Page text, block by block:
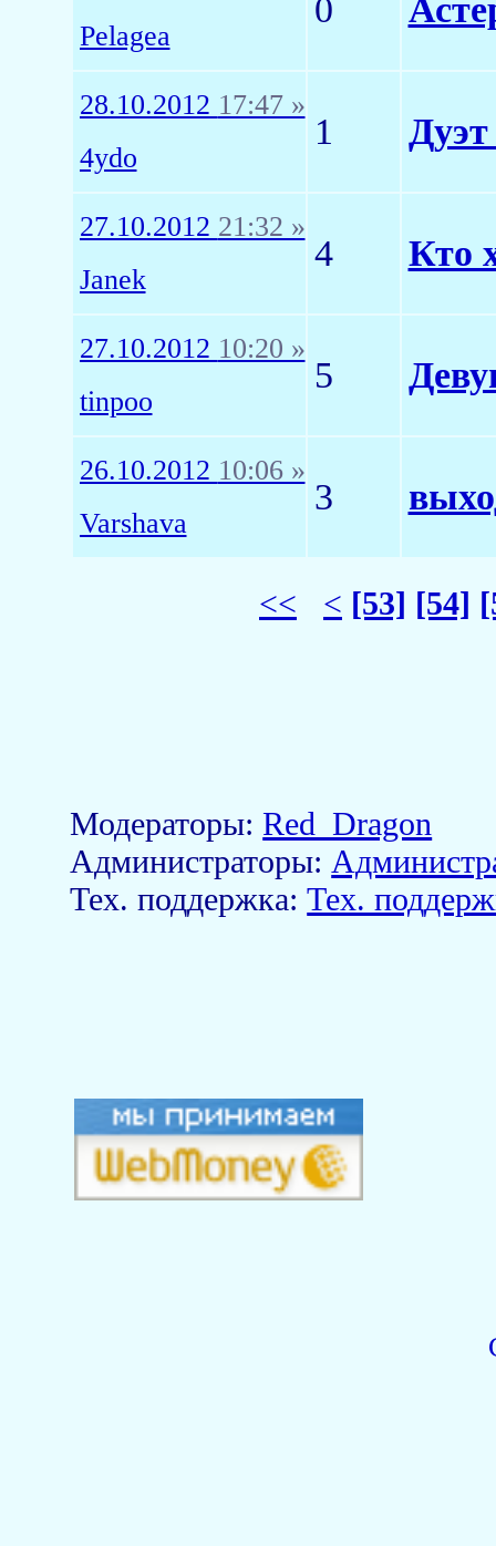
Pelagea
0
28.10.2012 17:47 »
4ydo
1
27.10.2012 21:32 »
Janek
4 Кто
27.10.2012 10:20 »
tinpoo
5
26.10.2012 10:06 »
Varshava
3
<< < [53] [54]
Модераторы:Red_Dragon
Aдминистраторы:
Тех. поддержка:Тех.